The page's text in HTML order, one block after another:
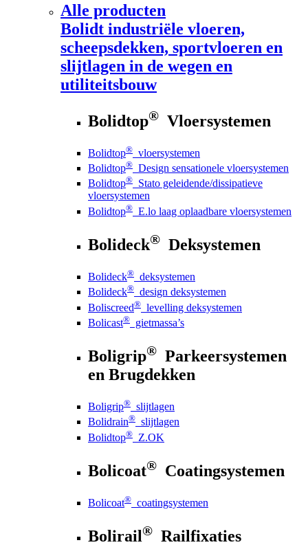
Alle producten
Bolidt industriële vloeren,
scheepsdekken, sportvloeren en
slijtlagen in de wegen en
utiliteitsbouw
Bolidtop® Vloersystemen
Bolidtop® vloersystemen
Bolidtop® Design sensationele vloersystemen
Bolidtop® Stato geleidende/dissipatieve
vloersystemen
Bolidtop® E.lo laag oplaadbare vloersystemen
Bolideck® Deksystemen
Bolideck® deksystemen
Bolideck® design deksystemen
Boliscreed® levelling deksystemen
Bolicast® gietmassa’s
Boligrip® Parkeersystemen
en Brugdekken
Boligrip® slijtlagen
Bolidrain® slijtlagen
Bolidtop® Z.OK
Bolicoat® Coatingsystemen
Bolicoat® coatingsystemen
Bolirail® Railfixaties